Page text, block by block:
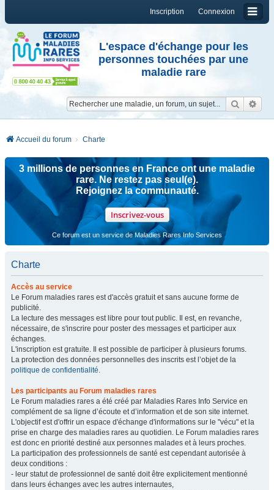
Connexion
Inscription
L'espace d'échange pour les
personnes touchées par une
maladie rare
Accueil du forum Charte
3 millions de personnes en France ont une maladie
rare. Ne restez pas seul(e).
Rejoignez la communauté.
Inscrivez-vous
Ce forum est un service de Maladies Rares Info Services
Charte
Accès au service
Le Forum maladies rares est d'accès gratuit et sans aucune forme de
publicité.
La lecture des messages est libre pour tout public. Il est, en revanche,
nécessaire, de s'inscrire pour poster des messages et participer aux
échanges.
L'inscription est gratuite. Il est possible de participer à plusieurs forums.
La protection des données personnelles des inscrits est l’objet de la
politique de confidentialité.
Les participants au Forum maladies rares
Le Forum maladies rares a été créé par Maladies Rares Info Service en
complément de sa ligne d’écoute et d’information et de son site internet.
L'objectif est d'offrir un espace d'échange d'informations sur le "vécu" et la
prise en charge des maladies rares au quotidien. Le Forum maladies rares
est donc en priorité destiné aux personnes malades et à leurs proches.
La participation des professionnels de santé est cependant autorisée à
deux conditions :
- leur statut de professionnel de santé doit être explicitement mentionné
dans leurs échanges avec les autres internautes,